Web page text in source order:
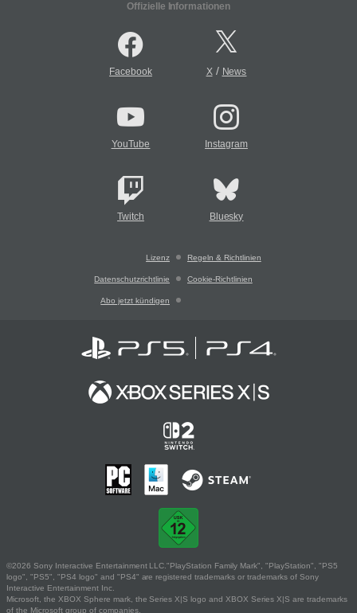
Offizielle Informationen
Facebook X/ News
YouTube Instagram
Twitch Bluesky
Lizenz Regeln & Richtlinien
Datenschutzrichtlinie Cookie-Richtlinien
Abo jetzt kündigen
©2026 Sony Interactive Entertainment LLC."PlayStation Family Mark", "PlayStation", "PS5
logo", "PS5", "PS4 logo" and "PS4" are registered trademarks or trademarks of Sony
Interactive Entertainment Inc.
Microsoft, the XBOX Sphere mark, the Series X|S logo and XBOX Series X|S are trademarks
of the Microsoft group of companies.